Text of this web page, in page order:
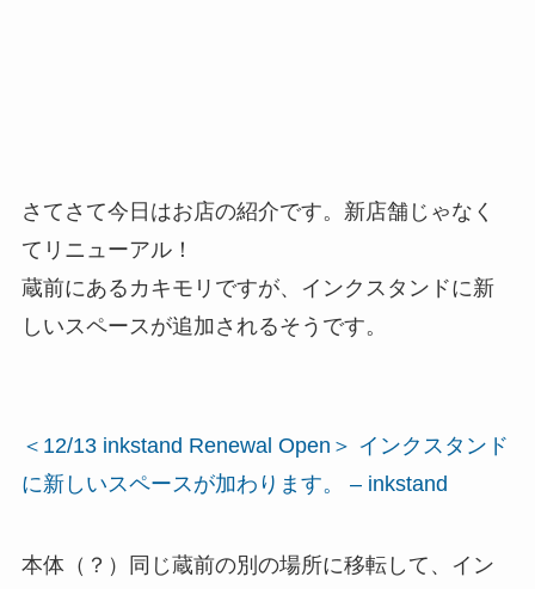
さてさて今日はお店の紹介です。新店舗じゃなく
てリニューアル！
蔵前にあるカキモリですが、インクスタンドに新
しいスペースが追加されるそうです。
＜12/13 inkstand Renewal Open＞ インクスタンド
に新しいスペースが加わります。 – inkstand
本体（？）同じ蔵前の別の場所に移転して、イン